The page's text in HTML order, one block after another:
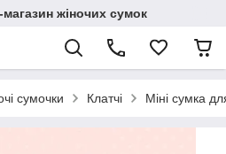
магазин жіночих сумок
сумочки Клатчі Міні сумка